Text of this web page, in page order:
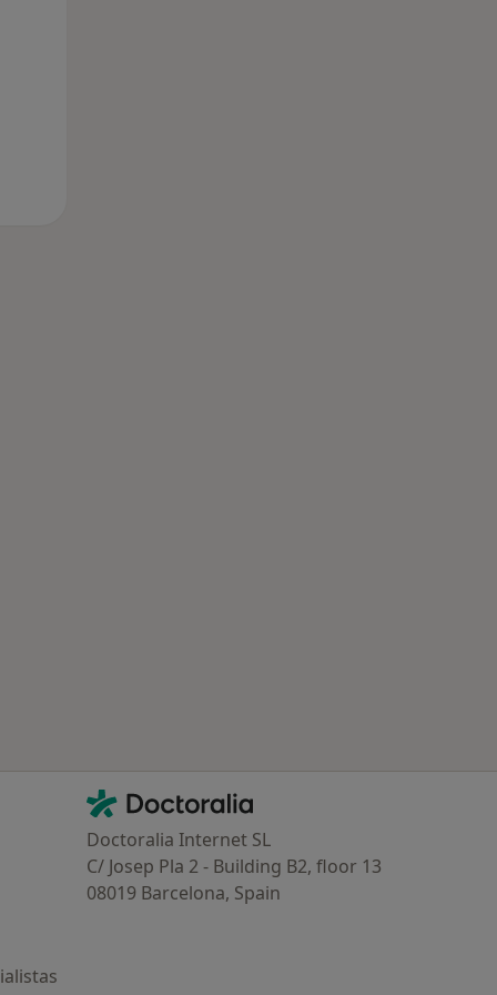
Contacto
Doctoralia - Página de inicio
Doctoralia Internet SL
C/ Josep Pla 2 - Building B2, floor 13
08019 Barcelona, Spain